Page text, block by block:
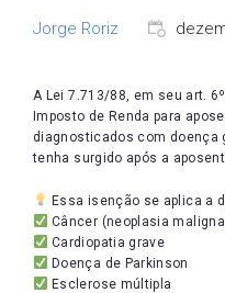
Jorge Roriz
A Lei 7.713/88, em seu art.
Imposto de Renda para
diagnosticados com doença
tenha surgido após a
Essa isenção se aplica a
Câncer (neoplasia
Cardiopatia grave
Doença de Parkinson
Esclerose múltipla